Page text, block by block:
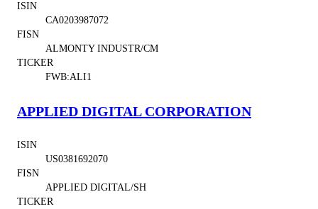
ISIN
CA0203987072
FISN
ALMONTY INDUSTR/CM
TICKER
FWB:ALI1
APPLIED DIGITAL CORPORATION
ISIN
US0381692070
FISN
APPLIED DIGITAL/SH
TICKER